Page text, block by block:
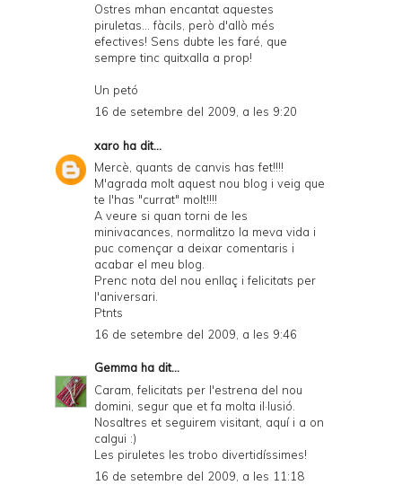
Ostres mhan encantat aquestes
piruletas... fàcils, però d'allò més
efectives! Sens dubte les faré, que
sempre tinc quitxalla a prop!
Un petó
16 de setembre del 2009, a les 9:20
xaro ha dit...
Mercè, quants de canvis has fet!!!!
M'agrada molt aquest nou blog i veig que
te l'has "currat" molt!!!!
A veure si quan torni de les
minivacances, normalitzo la meva vida i
puc començar a deixar comentaris i
acabar el meu blog.
Prenc nota del nou enllaç i felicitats per
l'aniversari.
Ptnts
16 de setembre del 2009, a les 9:46
Gemma ha dit...
Caram, felicitats per l'estrena del nou
domini, segur que et fa molta il·lusió.
Nosaltres et seguirem visitant, aquí i a on
calgui :)
Les piruletes les trobo divertidíssimes!
16 de setembre del 2009, a les 11:18